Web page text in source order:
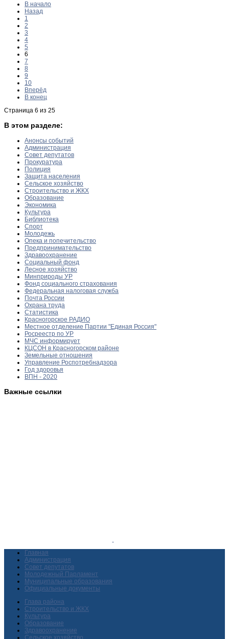
В начало
Назад
1
2
3
4
5
6
7
8
9
10
Вперёд
В конец
Страница 6 из 25
В этом разделе:
Анонсы событий
Администрация
Совет депутатов
Прокуратура
Полиция
Защита населения
Сельское хозяйство
Строительство и ЖКХ
Образование
Экономика
Культура
Библиотека
Спорт
Молодежь
Опека и попечительство
Предпринимательство
Здравоохранение
Социальный фонд
Лесное хозяйство
Минприроды УР
Фонд социального страхования
Федеральная налоговая служба
Почта России
Охрана труда
Статистика
Красногорское РАДИО
Местное отделение Партии "Единая Россия"
Росреестр по УР
МЧС информирует
КЦСОН в Красногорском районе
Земельные отношения
Управление Роспотребнадзора
Год здоровья
ВПН - 2020
Важные ссылки
Главная
Администрация
Совет депутатов
Молодежный Парламент
Муниципальные образования
Официальные документы
Глава района
Строительство и ЖКХ
Культура
Образование
Здравоохранение
Сельское хозяйство